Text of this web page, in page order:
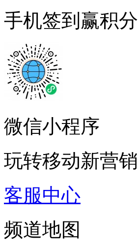
手机签到赢积分
微信小程序
玩转移动新营销
客服中心
频道地图